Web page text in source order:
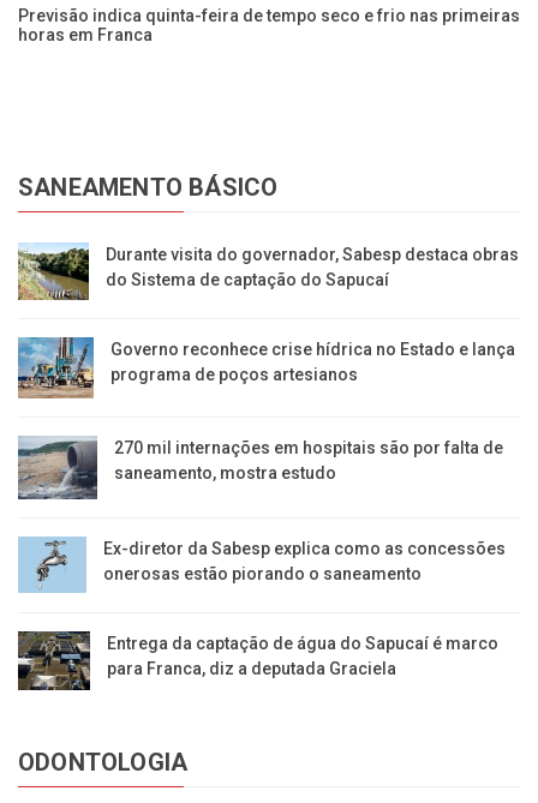
Previsão indica quinta-feira de tempo seco e frio nas primeiras
horas em Franca
SANEAMENTO BÁSICO
Durante visita do governador, Sabesp destaca obras
do Sistema de captação do Sapucaí
Governo reconhece crise hídrica no Estado e lança
programa de poços artesianos
270 mil internações em hospitais são por falta de
saneamento, mostra estudo
Ex-diretor da Sabesp explica como as concessões
onerosas estão piorando o saneamento
Entrega da captação de água do Sapucaí é marco
para Franca, diz a deputada Graciela
ODONTOLOGIA